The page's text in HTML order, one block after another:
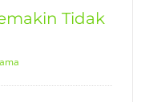
Tidak